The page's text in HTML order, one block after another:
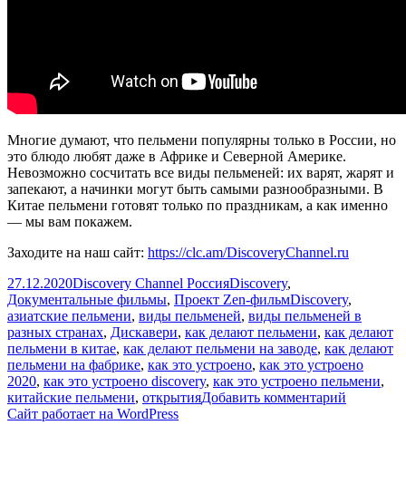
Многие думают, что пельмени популярны только в России, но
это блюдо любят даже в Африке и Северной Америке.
Невозможно сосчитать все виды пельменей: их варят, жарят и
запекают, а начинки могут быть самыми разнообразными. В
Китае пельмени готовят только по праздникам, а как именно
— мы вам покажем.
Заходите на наш сайт: https://clc.am/DiscoveryChannel.ru
Опубликовано
27.12.2020Автор
Discovery Channel РоссияРубрики
Discovery,
Документальные фильмы, Проект Zen-фильмМетки
Discovery,
азиатские пельмени, виды пельменей, виды пельменей в
разных странах, Дискавери, как делают пельмени, как делают
пельмени в китае, как делают пельмени на заводе, как делают
пельмени на фабрике, как это устроено, как это устроено
2020, как это устроено discovery, как это устроено пельмени,
китайские пельмени, открытияДобавить комментарий
Сайт работает на WordPress